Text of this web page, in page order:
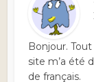
Bonjour.
site m’a été
de français.